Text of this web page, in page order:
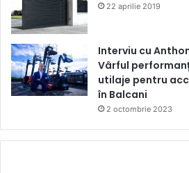
22 aprilie 2019
Interviu cu
Vârful
utilaje pentru
în Balcani
2 octombrie 2023